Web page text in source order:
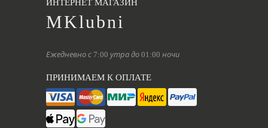
ИНТЕРНЕТ МАГАЗИН
MKlubni
Ежедневно с 7:00 утра до 01:00 ночи
ПРИНИМАЕМ К ОПЛАТЕ